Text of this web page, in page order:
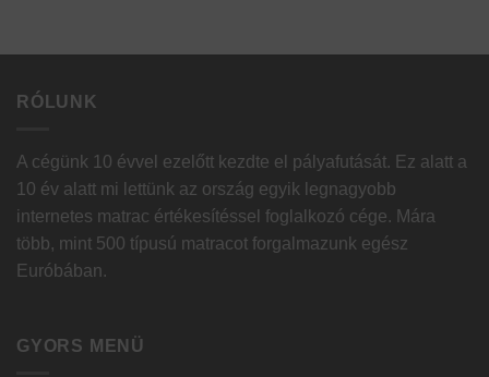
RÓLUNK
A cégünk 10 évvel ezelőtt kezdte el pályafutását. Ez alatt a
10 év alatt mi lettünk az ország egyik legnagyobb
internetes matrac értékesítéssel foglalkozó cége. Mára
több, mint 500 típusú matracot forgalmazunk egész
Euróbában.
GYORS MENÜ